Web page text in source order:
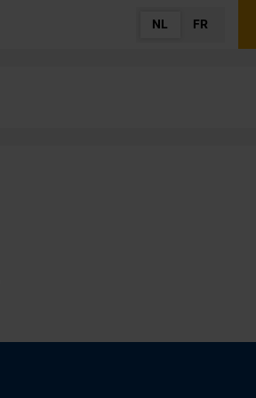
NL FR